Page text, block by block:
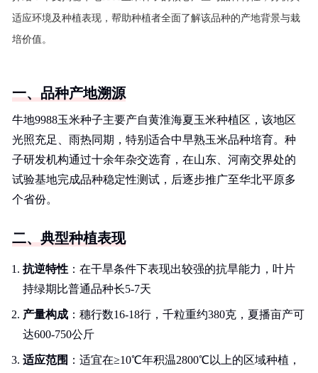
适应环境及种植表现，帮助种植者全面了解该品种的产地背景与栽
培价值。
一、品种产地溯源
牛地9988玉米种子主要产自黄淮海夏玉米种植区，该地区
光照充足、雨热同期，特别适合中早熟玉米品种培育。种
子研发机构通过十余年杂交选育，在山东、河南交界处的
试验基地完成品种稳定性测试，后逐步推广至华北平原多
个省份。
二、典型种植表现
抗逆特性 ：在干旱条件下表现出较强的抗旱能力，叶片
持绿期比普通品种长5-7天
产量构成 ：穗行数16-18行，千粒重约380克，夏播亩产可
达600-750公斤
适应范围 ：适宜在≥10℃年积温2800℃以上的区域种植，